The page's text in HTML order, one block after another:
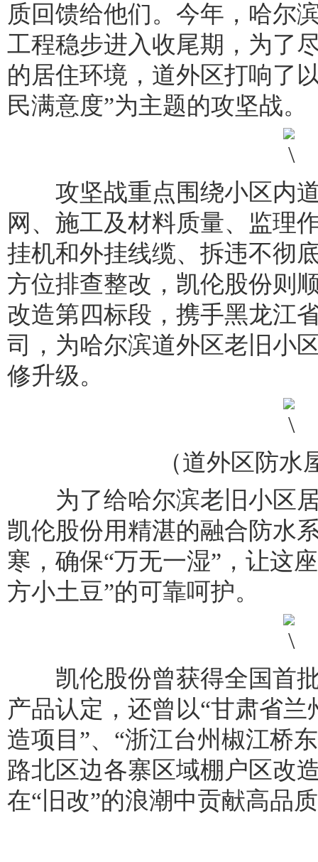
质回馈给他们。今年，哈尔
工程稳步进入收尾期，为了
的居住环境，道外区打响了
民满意度”为主题的攻坚战。
攻坚战重点围绕小区内道
网、施工及材料质量、监理
挂机和外挂线缆、拆违不彻
方位排查整改，凯伦股份则
改造第四标段，携手黑龙江
司，为哈尔滨道外区老旧小
修升级。
（道外区防水
为了给哈尔滨老旧小区居
凯伦股份用精湛的融合防水
寒，确保“万无一湿”，让这
方小土豆”的可靠呵护。
凯伦股份曾获得全国首批
产品认定，还曾以“甘肃省
造项目”、“浙江台州椒江桥
路北区边各寨区域棚户区改
在“旧改”的浪潮中贡献高品